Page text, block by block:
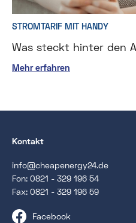
STROMTARIF MIT HANDY
Was steckt hinter den
Mehr erfahren
Kontakt
info@cheapenergy24.de
Fon: 0821 - 329 196 54
Fax: 0821 - 329 196 59
Facebook